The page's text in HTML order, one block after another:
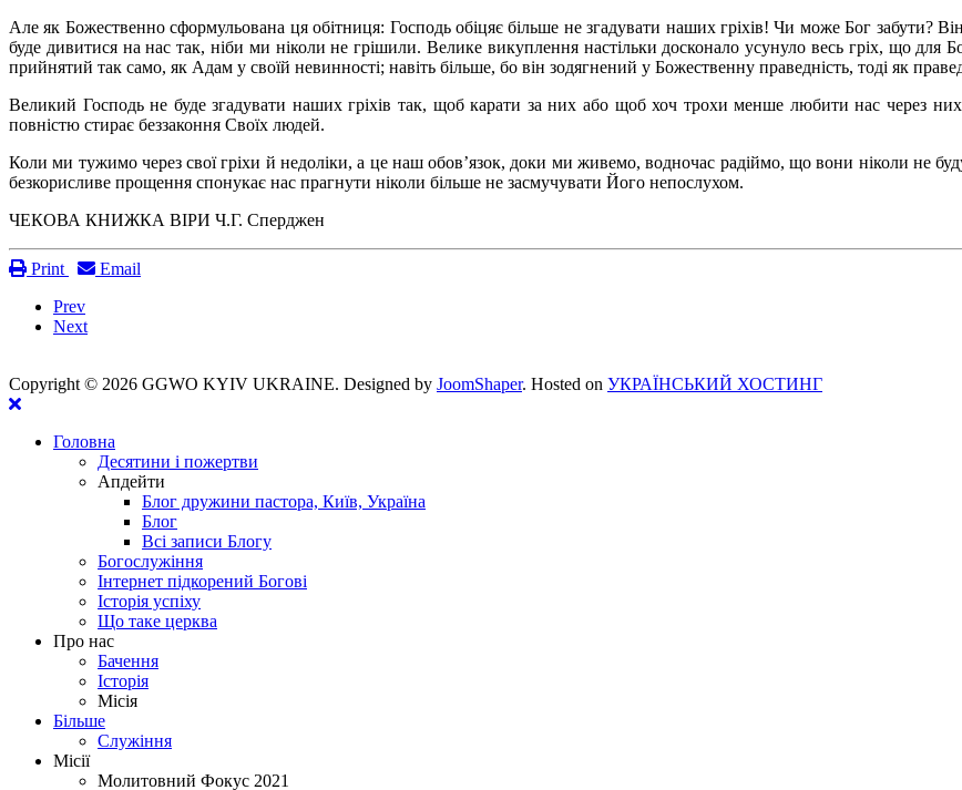
Але як Божественно сформульована ця обітниця: Господь обіцяє більше не згадувати наших гріхів! Чи може Бог забути?
буде дивитися на нас так, ніби ми ніколи не грішили. Велике викуплення настільки досконало усунуло весь гріх, що для
прийнятий так само, як Адам у своїй невинності; навіть більше, бо він зодягнений у Божественну праведність, тоді як
Великий Господь не буде згадувати наших гріхів так, щоб карати за них або щоб хоч трохи менше любити нас через
повністю стирає беззаконня Своїх людей.
Коли ми тужимо через свої гріхи й недоліки, а це наш обов’язок, доки ми живемо, водночас радіймо, що вони ніколи не
безкорисливе прощення спонукає нас прагнути ніколи більше не засмучувати Його непослухом.
ЧЕКОВА КНИЖКА ВІРИ Ч.Г. Сперджен
Print
Email
Prev
Next
Copyright © 2026 GGWO KYIV UKRAINE. Designed by JoomShaper. Hosted on УКРАЇНСЬКИЙ ХОСТИНГ
Головна
Десятини і пожертви
Апдейти
Блог дружини пастора, Київ, Україна
Блог
Всі записи Блогу
Богослужіння
Інтернет підкорений Богові
Історія успіху
Що таке церква
Про нас
Бачення
Історія
Місія
Більше
Служіння
Місії
Молитовний Фокус 2021